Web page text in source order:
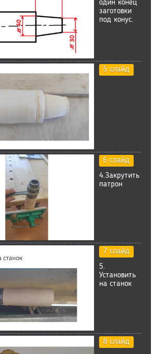
один конец
заготовки
под конус.
5 слайд
6 слайд
4.Закрутить
патрон
7 слайд
5.
Установить
на станок
8 слайд